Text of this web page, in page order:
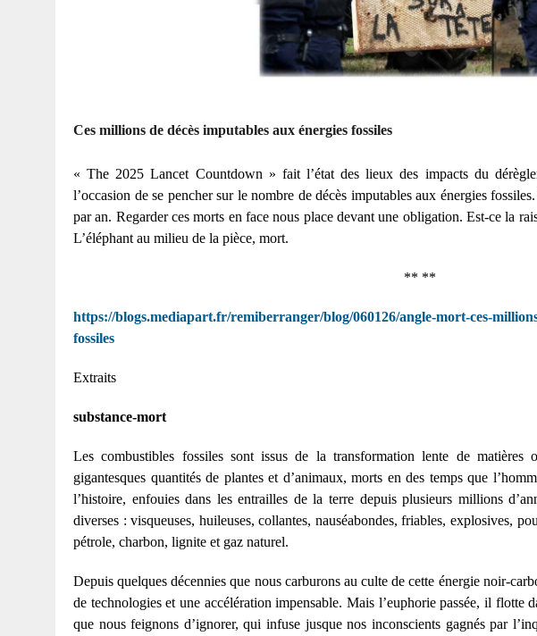
Ces millions de décès imputables aux énergies fossiles
« The 2025 Lancet Countdown » fait l’état des lieux des impacts du
l’occasion de se pencher sur le nombre de décès imputables aux énergies
par an. Regarder ces morts en face nous place devant une obligation. Est-ce la
L’éléphant au milieu de la pièce, mort.
** **
https://blogs.mediapart.fr/remiberranger/blog/060126/angle-mort-ces-
fossiles
Extraits
substance-mort
Les combustibles fossiles sont issus de la transformation lente de matières
gigantesques quantités de plantes et d’animaux, morts en des temps que
l’histoire, enfouies dans les entrailles de la terre depuis plusieurs millions
diverses : visqueuses, huileuses, collantes, nauséabondes, friables, explosives,
pétrole, charbon, lignite et gaz naturel.
Depuis quelques décennies que nous carburons au culte de cette énergie noir-
de technologies et une accélération impensable. Mais l’euphorie passée, il flotte
que nous feignons d’ignorer, qui infuse jusque nos inconscients gagnés par